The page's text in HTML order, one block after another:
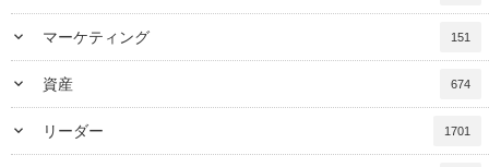
keyboard_arrow_down マーケティング 151
keyboard_arrow_down 資産 674
keyboard_arrow_down リーダー 1701